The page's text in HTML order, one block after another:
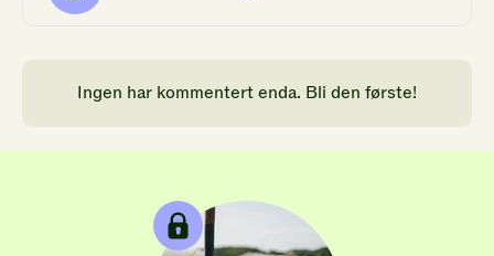
Ingen har kommentert enda. Bli den første!